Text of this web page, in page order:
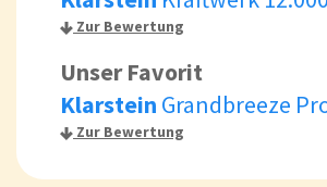
Zur Bewertung
Unser Favorit
Klarstein Grandbreeze
Zur Bewertung